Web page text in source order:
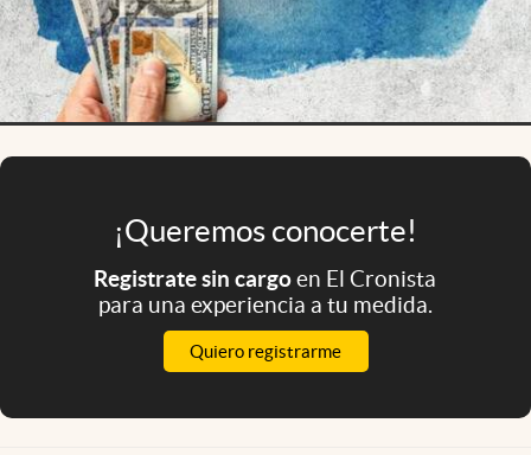
Mediakit
abre en nueva pestaña
Argentina
¡Queremos conocerte!
Registrate sin cargoen El Cronista
para una experiencia a tu medida.
Quiero registrarme